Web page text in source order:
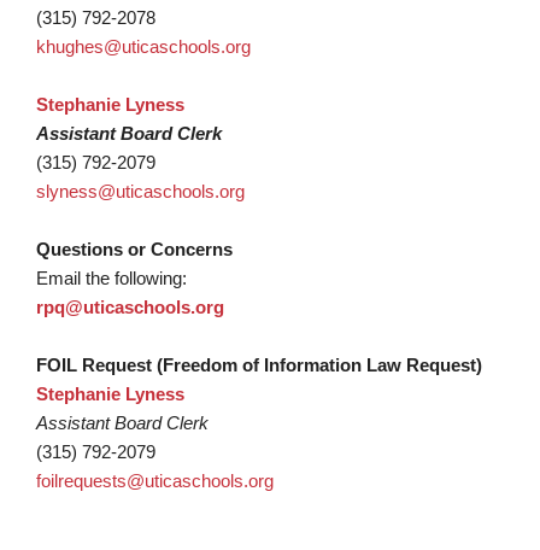
(315) 792-2078
khughes@uticaschools.org
Stephanie Lyness
Assistant Board Clerk
(315) 792-2079
slyness@uticaschools.org
Questions or Concerns
Email the following:
rpq@uticaschools.org
FOIL Request (Freedom of Information Law Request)
Stephanie Lyness
Assistant Board Clerk
(315) 792-2079
foilrequests@uticaschools.org